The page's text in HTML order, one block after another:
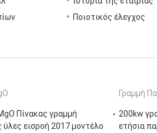
Ποιοτικός έλεγχος
Πίνακας γραμμή
εισροή 2017 μοντέλο
Γραμμή
200kw
ετήσια